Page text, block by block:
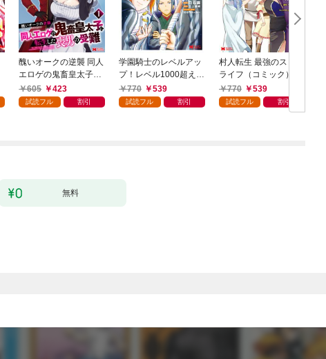
醜いオークの逆襲 同人
エロゲの鬼畜皇太子に
転生した喪男の受難
（コミック） 1
605 423
試読フル 割引
学園騎士のレベルアッ
プ！レベル1000超えの
転生者、落ちこぼれク
ラスに入学。そして、
770 539
試読フル 割引
村人転生 最強のスロー
ライフ（コミック） 1
770
539
試読フル 割引
無料